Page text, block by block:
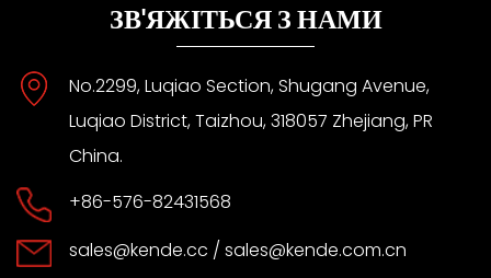
ЗВ'ЯЖІТЬСЯ З НАМИ
No.2299, Luqiao Section, Shugang Avenue,
Luqiao District, Taizhou, 318057 Zhejiang, PR
China.
+86-576-82431568
sales@kende.cc /sales@kende.com.cn